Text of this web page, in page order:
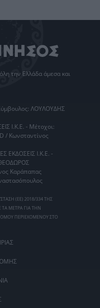
την Ελλάδα άμεσα και
ΛΟΥΛΟΥΔΗΣ
Ι.Κ.Ε. - Μέτοχοι:
/ Κωνσταντίνος
ΕΚΔΟΣΕΙΣ Ι.Κ.Ε. -
Καράπαπας
(ΕΕ) 2018/334 ΤΗΣ
ΤΑ ΜΕΤΡΑ ΓΙΑ ΤΗΝ
ΠΕΡΙΕΧΟΜΕΝΟΥ ΣΤΟ